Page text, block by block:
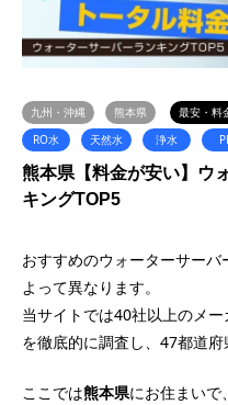
九州・沖縄 熊本県
最安・料
RO水
天然水 浄水
熊本県【料金が安い】ウ
キングTOP5
おすすめのウォーターサーバ
よって異なります。
当サイトでは40社以上のメ
を徹底的に調査し、47都道府
ここでは熊本県にお住まいで、